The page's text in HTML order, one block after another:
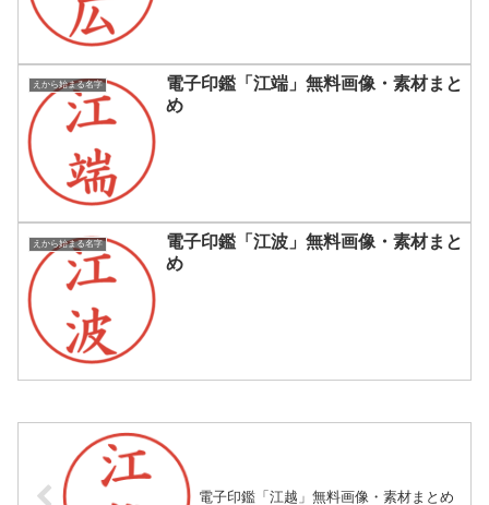
えから始まる名字
電子印鑑「江端」無料画像・素材まと
め
えから始まる名字
電子印鑑「江波」無料画像・素材まと
め
電子印鑑「江越」無料画像・素材まとめ